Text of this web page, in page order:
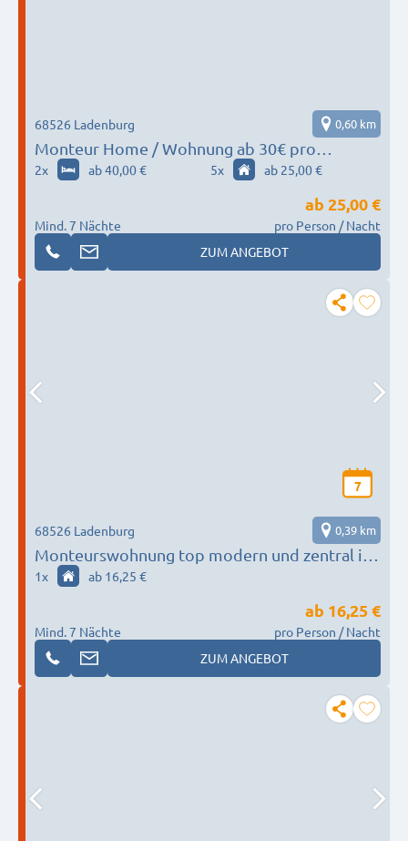
Monteur Home / Wohnung ab 30€ pro
Person/Tag
68526 Ladenburg 0,60 km
2x ab 40,00 € 5x ab 25,00 €
Mind. 7 Nächte
ab 25,00 €
pro Person / Nacht
ZUM ANGEBOT
7
Monteurswohnung top modern und zentral in
Ladenburg
68526 Ladenburg 0,39 km
1x ab 16,25 €
Mind. 7 Nächte
ab 16,25 €
pro Person / Nacht
ZUM ANGEBOT